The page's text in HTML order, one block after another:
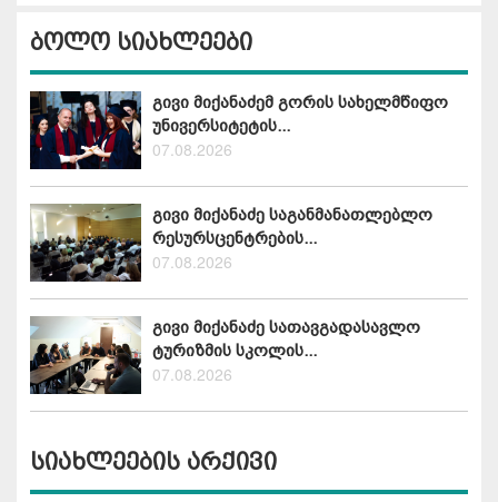
ბოლო სიახლეები
გივი მიქანაძემ გორის სახელმწიფო
უნივერსიტეტის...
07.08.2026
გივი მიქანაძე საგანმანათლებლო
რესურსცენტრების...
07.08.2026
გივი მიქანაძე სათავგადასავლო
ტურიზმის სკოლის...
07.08.2026
სიახლეების არქივი